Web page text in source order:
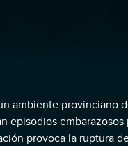
ambiente provinciano
episodios embarazosos
provoca la ruptura